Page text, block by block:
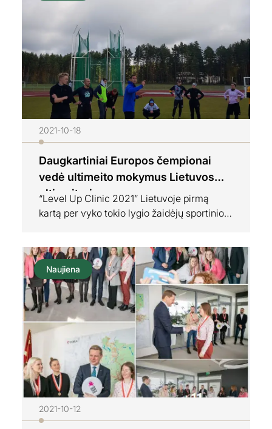
UltiMotion #1010-oje laidoje pas Artūrą
Čadą svečiuose Artūras Petrauskas,
Deimantė Norkutė…
2021-10-18
Daugkartiniai Europos čempionai
vedė ultimeito mokymus Lietuvos
ultimeiteriams
“Level Up Clinic 2021” Lietuvoje pirmą
kartą per vyko tokio lygio žaidėjų sportinio
klubų atstovai mokėsi ultimeito subtilybių,
susipažino su Italijos, bei Europos čempionų
patirtimis bei įžvalgomis ir bandė geriau
perprasti žaidimo teoriją bei praktiką.
Nuotraukos “Level Up Clinic…
Naujiena
2021-10-12